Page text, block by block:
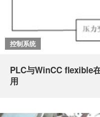
控制系统
PLC与WinCC flexible
用